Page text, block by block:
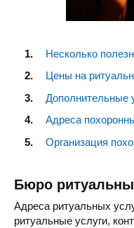
Несколько
Цены на
Дополнительные
Адреса
Организация
Бюро
Адреса ритуальных
ритуальные услуги,